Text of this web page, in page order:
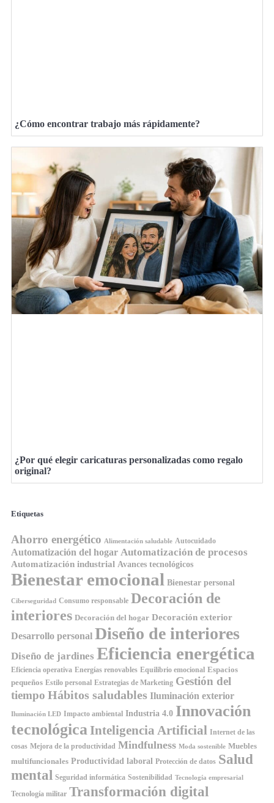
¿Cómo encontrar trabajo más rápidamente?
¿Por qué elegir caricaturas personalizadas como regalo
original?
Etiquetas
Ahorro energético Alimentación saludable Autocuidado
Automatización del hogar Automatización de procesos
Automatización industrial Avances tecnológicos
Bienestar emocional Bienestar personal
Ciberseguridad Consumo responsable Decoración de
interiores Decoración del hogar Decoración exterior
Desarrollo personal Diseño de interiores
Diseño de jardines Eficiencia energética
Eficiencia operativa Energías renovables Equilibrio emocional Espacios
pequeños Estilo personal Estrategias de Marketing Gestión del
tiempo Hábitos saludables Iluminación exterior
Iluminación LED Impacto ambiental Industria 4.0 Innovación
tecnológica Inteligencia Artificial Internet de las
cosas Mejora de la productividad Mindfulness Moda sostenible Muebles
multifuncionales Productividad laboral Protección de datos Salud
mental Seguridad informática Sostenibilidad Tecnología empresarial
Tecnología militar Transformación digital